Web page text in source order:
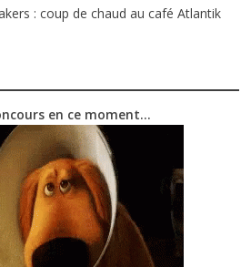
: coup de chaud au café Atlantik
en ce moment…